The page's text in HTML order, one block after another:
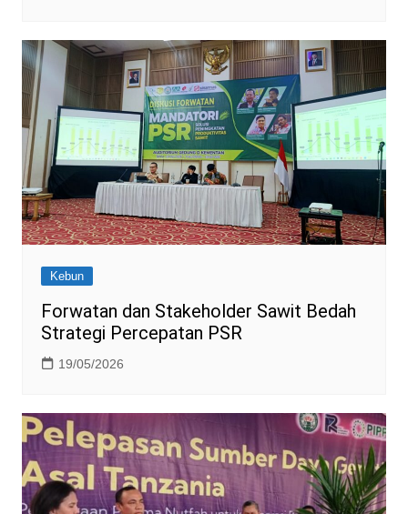
Kebun
Forwatan dan Stakeholder Sawit Bedah
Strategi Percepatan PSR
19/05/2026